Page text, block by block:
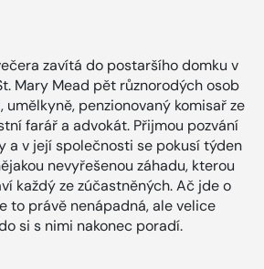
zavítá do postaršího domku v
Mary Mead pět různorodých osob
penzionovaný komisař ze
farář a advokát. Přijmou pozvání
a v její společnosti se pokusí týden
nevyřešenou záhadu, kterou
každý ze zúčastněných. Ač jde o
to právě nenápadná, ale velice
si s nimi nakonec poradí.